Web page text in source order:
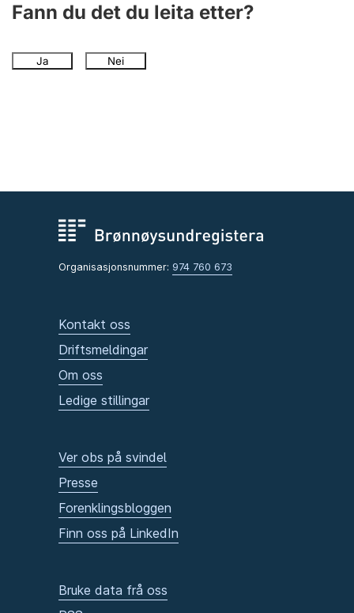
Fann du det du leita etter?
Ja Nei
Organisasjonsnummer: 974 760 673
Kontakt oss
Driftsmeldingar
Om oss
Ledige stillingar
Ver obs på svindel
Presse
Forenklingsbloggen
Finn oss på LinkedIn
Bruke data frå oss